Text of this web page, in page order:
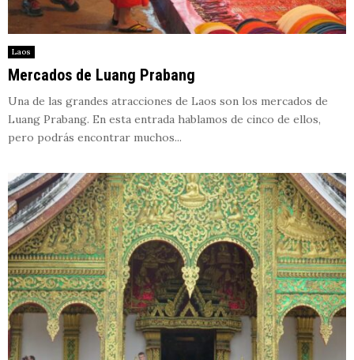
Laos
Mercados de Luang Prabang
Una de las grandes atracciones de Laos son los mercados de
Luang Prabang. En esta entrada hablamos de cinco de ellos,
pero podrás encontrar muchos...